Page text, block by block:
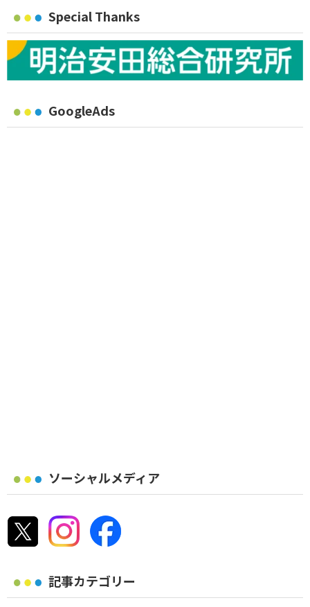
Special Thanks
GoogleAds
ソーシャルメディア
記事カテゴリー